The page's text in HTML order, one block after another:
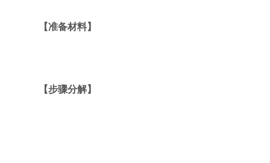
【准备材料】
【步骤分解】